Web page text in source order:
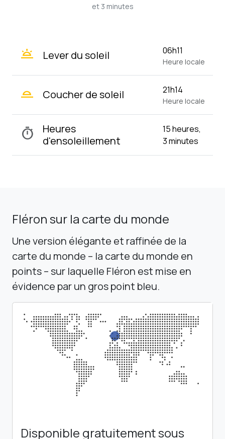
et 3 minutes
wb_twilight Lever du soleil 06h11
Heure locale
wb_twilight_2 Coucher de soleil 21h14
Heure locale
timer
Heures
d'ensoleillement
15 heures,
3 minutes
Fléron sur la carte du monde
Une version élégante et raffinée de la
carte du monde – la carte du monde en
points – sur laquelle Fléron est mise en
évidence par un gros point bleu.
Disponible gratuitement sous